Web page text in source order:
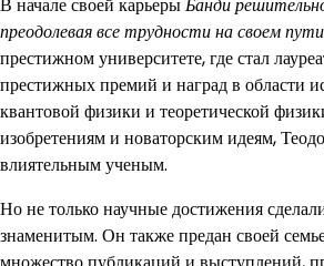
преодолевая все трудности на своем
престижном университете, где стал
престижных премий и наград в области
квантовой физики и теоретической
изобретениям и новаторским идеям,
влиятельным ученым.
Но не только научные достижения
знаменитым. Он также предан своей